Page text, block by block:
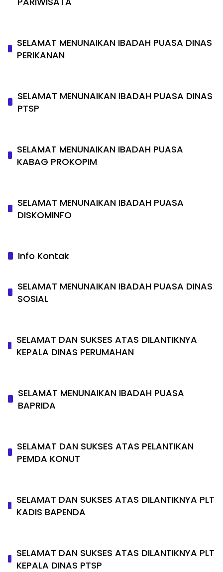
SELAMAT MENUNAIKAN IBADAH PUASA DINAS
PERIKANAN
SELAMAT MENUNAIKAN IBADAH PUASA DINAS
PTSP
SELAMAT MENUNAIKAN IBADAH PUASA
KABAG PROKOPIM
SELAMAT MENUNAIKAN IBADAH PUASA
DISKOMINFO
Info Kontak
SELAMAT MENUNAIKAN IBADAH PUASA DINAS
SOSIAL
SELAMAT DAN SUKSES ATAS DILANTIKNYA
KEPALA DINAS PERUMAHAN
SELAMAT MENUNAIKAN IBADAH PUASA
BAPRIDA
SELAMAT DAN SUKSES ATAS PELANTIKAN
PEMDA KONUT
SELAMAT DAN SUKSES ATAS DILANTIKNYA PLT
KADIS BAPENDA
SELAMAT DAN SUKSES ATAS DILANTIKNYA PLT
KEPALA DINAS PTSP